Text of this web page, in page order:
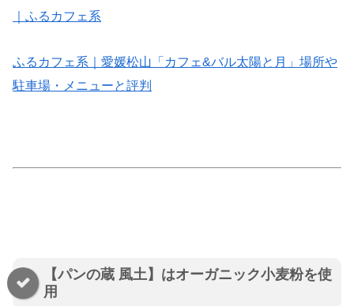
｜ふるカフェ系
ふるカフェ系｜愛媛松山「カフェ&バル太陽と月」場所や
駐車場・メニューと評判
【パンの蔵 風土】はオーガニック小麦粉を使
用